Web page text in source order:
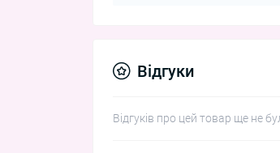
Відгуки
Відгуків про цей товар ще не